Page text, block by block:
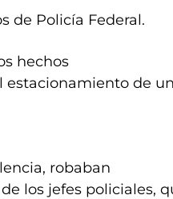
de Policía Federal.
hechos
estacionamiento de un
robaban
los jefes policiales,